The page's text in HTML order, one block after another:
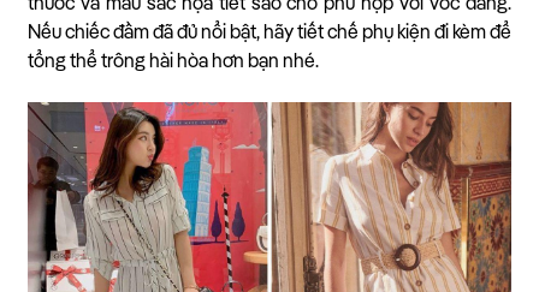
thước và màu sắc họa tiết sao cho phù hợp với vóc dáng.
Nếu chiếc đầm đã đủ nổi bật, hãy tiết chế phụ kiện đi kèm để
tổng thể trông hài hòa hơn bạn nhé.